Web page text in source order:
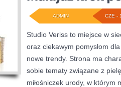
CZE -
ADMIN
Studio Veriss to miejsce w
oraz ciekawym pomysłom
nowe trendy. Strona ma
sobie tematy związane z
miłośniczek urody, w którym